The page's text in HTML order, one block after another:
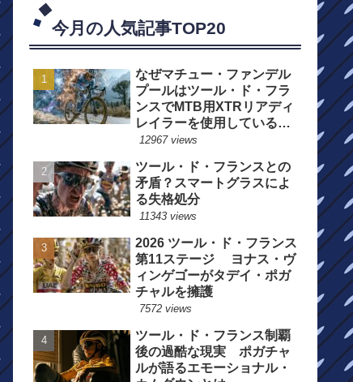
今月の人気記事TOP20
なぜマチュー・ファンデル
プールはツール・ド・フラ
ンスでMTB用XTRリアディ
レイラーを使用しているの
か？
12967 views
ツール・ド・フランスとの
矛盾？スマートグラスによ
る失格処分
11343 views
2026 ツール・ド・フランス
第11ステージ ヨナス・ヴ
ィンゲゴーがタデイ・ポガ
チャルを擁護
7572 views
ツール・ド・フランス制覇
後の過酷な現実 ポガチャ
ルが語るエモーショナル・